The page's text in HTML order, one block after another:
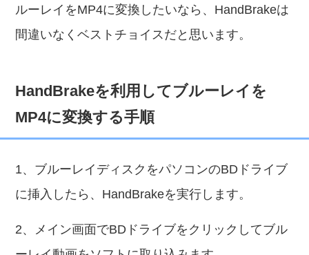
ルーレイをMP4に変換したいなら、HandBrakeは
間違いなくベストチョイスだと思います。
HandBrakeを利用してブルーレイを
MP4に変換する手順
1、ブルーレイディスクをパソコンのBDドライブ
に挿入したら、HandBrakeを実行します。
2、メイン画面でBDドライブをクリックしてブル